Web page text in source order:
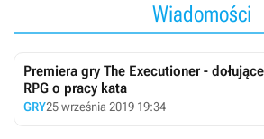
Wiadomości
Premiera gry The Executioner -
RPG o pracy kata
GRY25 września 2019 19:34